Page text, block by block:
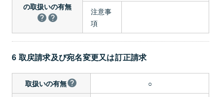
の取扱いの有無
注意事
項
6 取戻請求及び宛名変更又は訂正請求
取扱いの有無 ○